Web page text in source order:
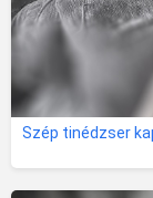
Szép tinédzser